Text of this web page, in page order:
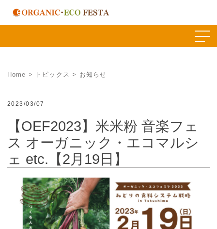
Skip
Home > トピックス > お知らせ
2023/03/07
【OEF2023】米米粉 音楽フェ
ス オーガニック・エコマルシ
ェ etc.【2月19日】